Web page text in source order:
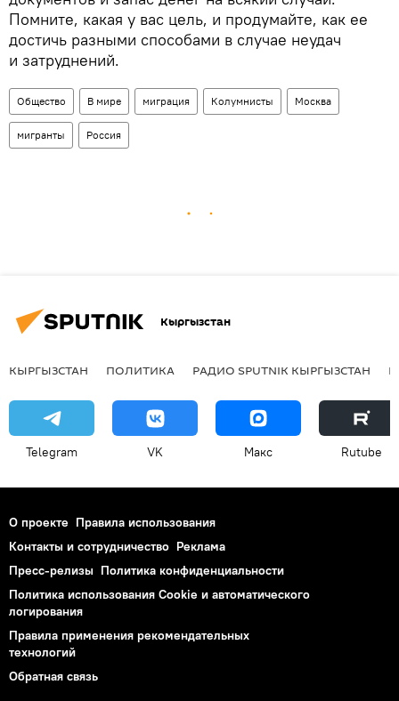
Помните, какая у вас цель, и продумайте, как ее
достичь разными способами в случае неудач
и затруднений.
Общество В мире миграция Колумнисты Москва
мигранты Россия
Кыргызстан
КЫРГЫЗСТАН ПОЛИТИКА РАДИО SPUTNIK КЫРГЫЗСТАН
Telegram VK Макс Rutube
О проекте Правила использования
Контакты и сотрудничество Реклама
Пресс-релизы Политика конфиденциальности
Политика использования Cookie и автоматического
логирования
Правила применения рекомендательных
технологий
Обратная связь